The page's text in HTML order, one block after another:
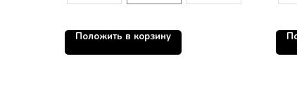
Положить в корзину